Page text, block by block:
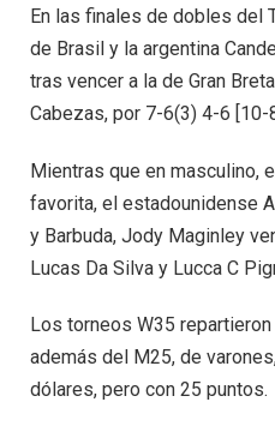
En las finales de dobles del
de Brasil y la argentina
tras vencer a la de Gran
Cabezas, por 7-6(3) 4-6 [10-
Mientras que en masculino,
favorita, el estadounidense
y Barbuda, Jody Maginley
Lucas Da Silva y Lucca C
Los torneos W35
además del M25, de
dólares, pero con 25 puntos.